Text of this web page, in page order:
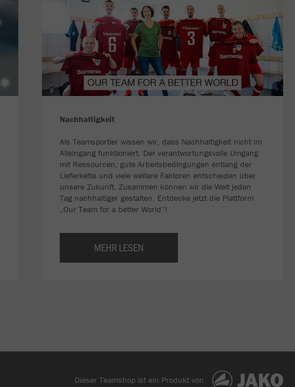
Nachhaltigkeit
Als Teamsportler wissen wir, dass Nachhaltigkeit nicht im
Alleingang funktioniert. Der verantwortungsvolle Umgang
mit Ressourcen, gute Arbeitsbedingungen entlang der
Lieferkette und viele weitere Faktoren entscheiden über
unsere Zukunft. Zusammen können wir die Welt jeden
Tag nachhaltiger gestalten. Entdecke jetzt die Plattform
„Our Team for a better World“!
MEHR LESEN
Dieser Teamshop ist ein Produkt von